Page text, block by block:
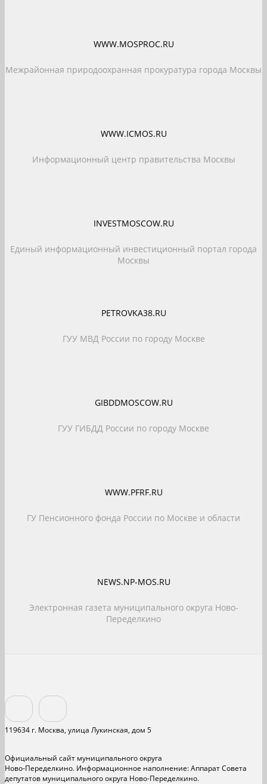
WWW.MOSPROC.RU
Межрайонная природоохранная прокуратура города Москвы
WWW.ICMOS.RU
Информационный центр правительства Москвы
INVESTMOSCOW.RU
Единый информационный инвестиционный портал города
Москвы
PETROVKA38.RU
ГУУ МВД России по городу Москве
GIBDDMOSCOW.RU
ГУУ ГИБДД России по городу Москве
WWW.PFRF.RU
ГУ Пенсионного фонда России по Москве и области
NEWS.NP-MOS.RU
Электронная газета муниципального округа Ново-
Переделкино
119634 г. Москва, улица Лукинская, дом 5
Официальный сайт муниципального округа
Ново-Переделкино. Информационное наполнение: Аппарат Совета
депутатов муниципального округа Ново-Переделкино.